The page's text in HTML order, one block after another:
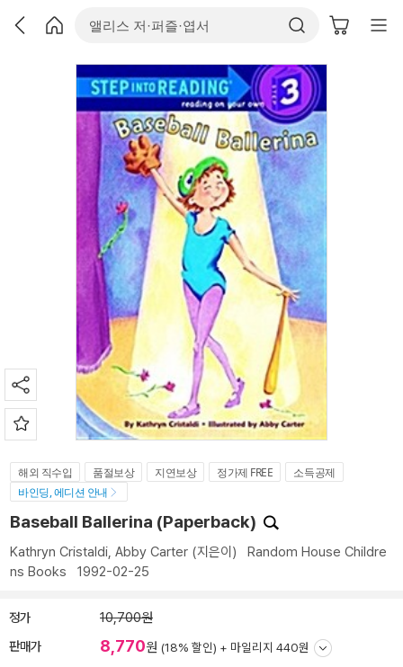
해외 직수입 품절보상 지연보상 정가제 FREE
소득공제
바인딩, 에디션 안내
Baseball Ballerina (Paperback)
Kathryn Cristaldi, Abby Carter (지은이) Random House Childre
ns Books 1992-02-25
정가 10,700원
판매가 8,770원 (18% 할인) + 마일리지 440원